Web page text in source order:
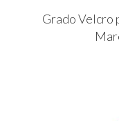
Grado Velcro